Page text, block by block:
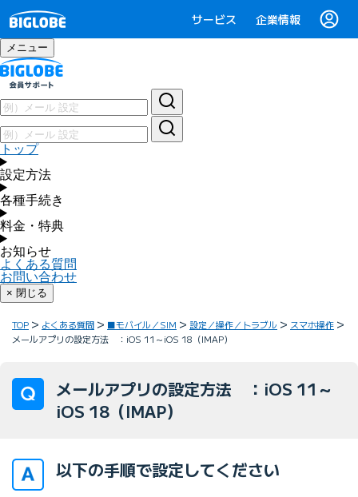
サービス 企業情報
メニュー
トップ
設定方法
各種手続き
料金・特典
お知らせ
よくある質問
お問い合わせ
× 閉じる
TOP よくある質問 ■モバイル／SIM 設定／操作／トラブル
スマホ操作
メールアプリの設定方法 ：iOS 11～iOS 18（IMAP）
メールアプリの設定方法 ：iOS 11～
iOS 18（IMAP）
以下の手順で設定してください